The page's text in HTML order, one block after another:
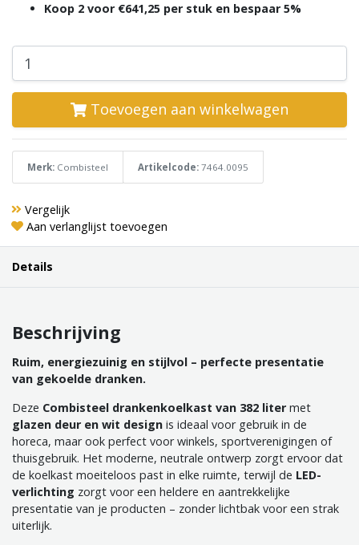
Koop 2 voor €641,25 per stuk en bespaar 5%
Toevoegen aan winkelwagen
Merk: Combisteel Artikelcode: 7464.0095
Vergelijk
Aan verlanglijst toevoegen
Details
Beschrijving
Ruim, energiezuinig en stijlvol – perfecte presentatie
van gekoelde dranken.
Deze Combisteel drankenkoelkast van 382 liter met
glazen deur en wit design is ideaal voor gebruik in de
horeca, maar ook perfect voor winkels, sportverenigingen of
thuisgebruik. Het moderne, neutrale ontwerp zorgt ervoor dat
de koelkast moeiteloos past in elke ruimte, terwijl de LED-
verlichting zorgt voor een heldere en aantrekkelijke
presentatie van je producten – zonder lichtbak voor een strak
uiterlijk.